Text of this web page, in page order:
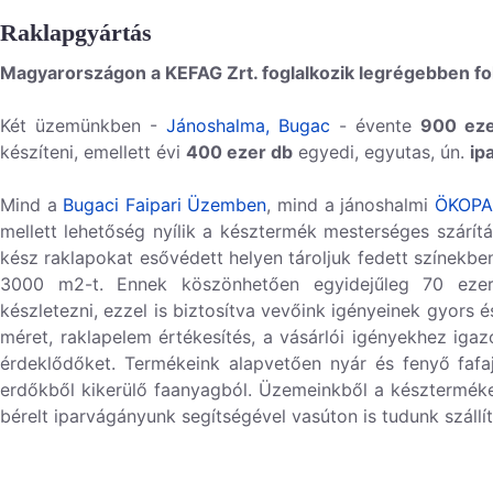
Raklapgyártás
Magyarországon a KEFAG Zrt. foglalkozik legrégebben
Két üzemünkben - Jánoshalma, Bugac - évente 900
készíteni, emellett évi 400 ezer db egyedi, egyutas, ún.
Mind a Bugaci Faipari Üzemben, mind a jánoshalmi
mellett lehetőség nyílik a késztermék mesterséges
kész raklapokat esővédett helyen tároljuk fedett
3000 m2-t. Ennek köszönhetően egyidejűleg 70
készletezni, ezzel is biztosítva vevőink igényeinek gyors
méret, raklapelem értékesítés, a vásárlói igényekhez
érdeklődőket. Termékeink alapvetően nyár és fenyő
erdőkből kikerülő faanyagból. Üzemeinkből a
bérelt iparvágányunk segítségével vasúton is tudunk